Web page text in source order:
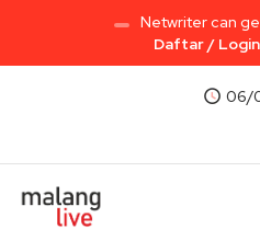
Netwriter can
Daftar /
06/